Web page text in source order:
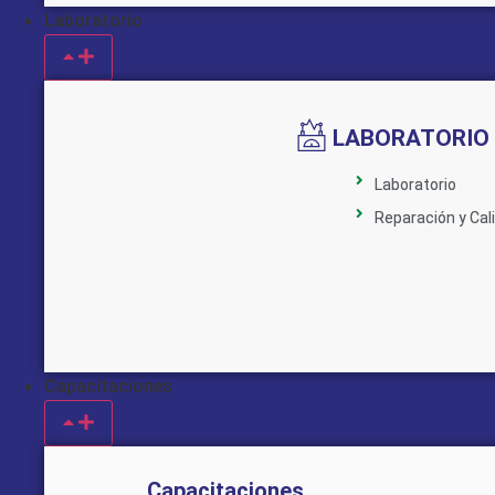
Laboratorio
LABORATORIO
Laboratorio
Reparación y
Capacitaciones